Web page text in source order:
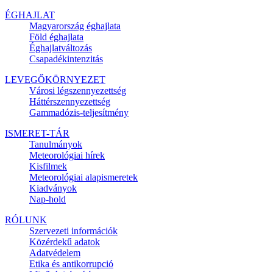
ÉGHAJLAT
Magyarország éghajlata
Föld éghajlata
Éghajlatváltozás
Csapadékintenzitás
LEVEGŐKÖRNYEZET
Városi légszennyezettség
Háttérszennyezettség
Gammadózis-teljesítmény
ISMERET-TÁR
Tanulmányok
Meteorológiai hírek
Kisfilmek
Meteorológiai alapismeretek
Kiadványok
Nap-hold
RÓLUNK
Szervezeti információk
Közérdekű adatok
Adatvédelem
Etika és antikorrupció